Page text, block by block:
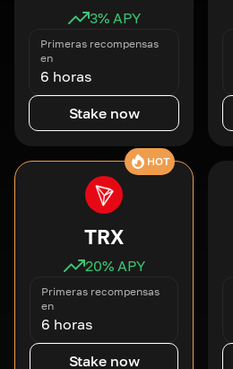
3% APY
Primeras recompensas
en
6 horas
Stake now
HOT
TRX
20% APY
Primeras recompensas
en
6 horas
Stake now